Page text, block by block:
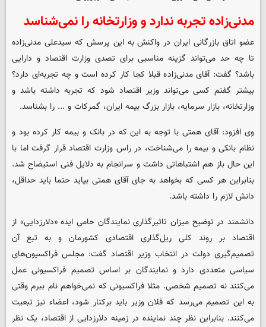
مدنی‌زاده تجربه‌ ندارد و وزارتخانه را نمی‌شناسد
عضو اتاق بازرگانی ایران در واکنش به این پرسش که سیدعلی مدنی‌زاده
تا چه حد می‌تواند گزینه مناسبی برای تصدی وزارت اقتصاد و دارایی
باشد؟ گفت: آقای مدنی‌زاده قبلا کجا کار کرده است و چه تجربه‌ای دارد؟
بیشتر گفتم کسی می‌تواند وزیر اقتصاد شود که تجربه داشته باشد و
وزارتخانه، بازار سرمایه، بازار بزرگ بیمه ایران، گمرکات و ... را بشناسد.
وی افزود: آقای همتی با توجه به این که در بانک و بیمه کار کرده بود و
نظام بانکی و بیمه را می‌شناخت، در راس وزارت اقتصاد قرار گرفت اما با
این حال باز هم اشتباهاتی داشت و سرانجام به دلایل فنی استیضاح شد.
بنابراین هر کسی که بخواهد به جای آقای همتی بیاید حتما باید حداقل،
دانش لازم را داشته باشد.
دانشمند در توضیح میزان تاثیرگذاری نمایندگان حامی ایده «دلارزدایی» از
اقتصاد بر روند کلی ریل‌گذاری اقتصادی کشورمان و به تبع آن
تصمیم‌گیری دولت در انتخاب وزیر اقتصاد گفت: مجلس فراکسیون‌های
سیاسی متعددی دارد و نمایندگان بر اساس تصمیم فراکسیونی عمل
می‌کنند نه تصمیم شخصی. مثلا فراکسیونی که نمی‌خواهم نام ببرم وقتی
به این تصمیم می‌رسد که فلان وزیر باید برکنار شود، اعضاء نیز تبعیت
می‌کنند. بنابراین نظر چند نماینده در زمینه دلارزدایی از اقتصاد، یک نظر